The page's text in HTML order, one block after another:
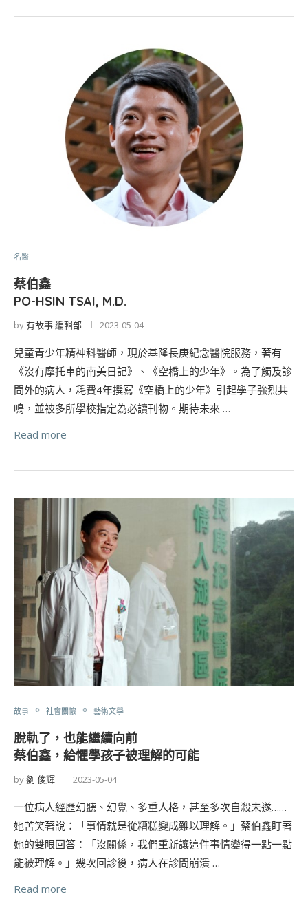
名醫
蔡伯鑫
PO-HSIN TSAI, M.D.
by有故事 編輯部 2023-05-04
兒童青少年精神科醫師，現於基隆長庚紀念醫院服務，著有
《沒有摩托車的南美日記》、《空橋上的少年》。為了觸及診
間外的病人，耗費4年撰寫《空橋上的少年》引起學子強烈共
鳴，並被多所學校指定為必讀刊物。期待未來 …
Read more
故事 社會關懷 藝術文學
脫軌了，也能繼續向前
蔡伯鑫，給懼學孩子被理解的可能
by劉 俊輝 2023-05-04
一位病人經歷幻聽、幻覺、多重人格，甚至多次自殺未遂……
她苦笑著說：「事情就是從糟糕變成難以理解。」蔡伯鑫盯著
她的雙眼回答：「沒關係，我們重新讓這件事情變得一點一點
能被理解。」幾次回診後，病人在診間崩潰 …
Read more